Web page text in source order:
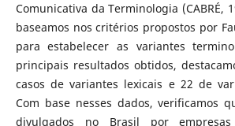
Comunicativa da Terminologia (CABRÉ,
baseamos nos critérios propostos por
para estabelecer as variantes
principais resultados obtidos,
casos de variantes lexicais e 22 de
Com base nesses dados, verificamos
divulgados no Brasil por